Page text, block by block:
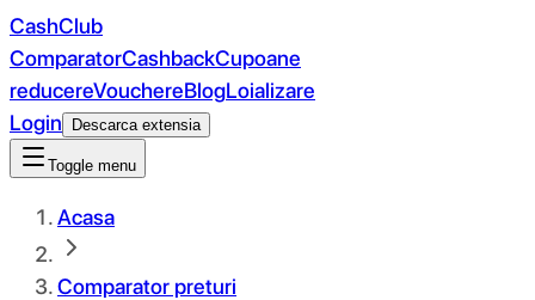
CashClub
ComparatorCashbackCupoane
reducereVouchereBlogLoializare
Login
Descarca extensia
Toggle menu
Acasa
Comparator preturi